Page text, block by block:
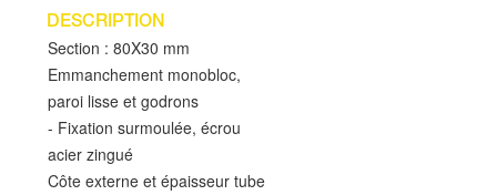
DESCRIPTION
Section : 80X30 mm
Emmanchement monobloc,
paroi lisse et godrons
- Fixation surmoulée, écrou
acier zingué
Côte externe et épaisseur tube